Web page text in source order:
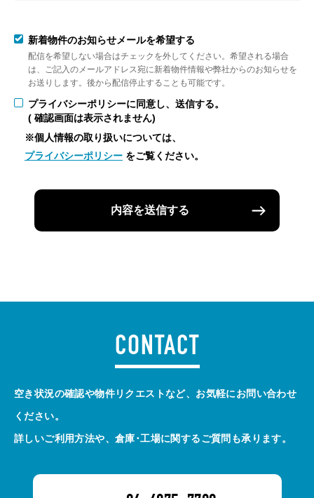
新着物件のお知らせメールを希望する
配信を希望しない場合はチェックを外してください。希望される場合
は、ご記入のメールアドレス宛に新着物件情報や弊社からのお知らせを
お送りします。後から配信停止することも可能です。
プライバシーポリシーに同意し、送信する。
( 確認画面は表示されません)
※個人情報の取り扱いについては、
プライバシーポリシー をご覧ください。
内容を送信する
CONTACT
空き状況の確認や物件リクエストなど、お気軽にお問い合わせ
ください。
詳しいご利用方法や、倉庫･工場に関するご質問も承ります。